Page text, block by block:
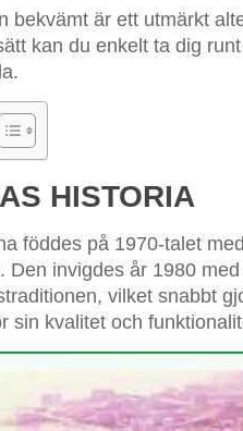
bekvämt är ett utmärkt
kan du enkelt ta dig
HISTORIA
föddes på 1970-talet
Den invigdes år 1980
vilket snabbt
sin kvalitet och